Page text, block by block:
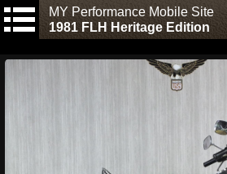
MY Performance Mobile Site
1981 FLH Heritage Edition